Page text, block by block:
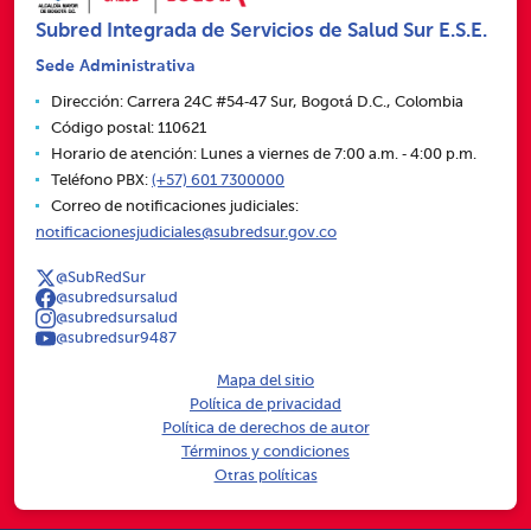
Subred Integrada de Servicios de Salud Sur E.S.E.
Sede Administrativa
Dirección: Carrera 24C #54‑47 Sur, Bogotá D.C., Colombia
Código postal: 110621
Horario de atención: Lunes a viernes de 7:00 a.m. ‑ 4:00 p.m.
Teléfono PBX: (+57) 601 7300000
Correo de notificaciones judiciales:
notificacionesjudiciales@subredsur.gov.co
@SubRedSur
@subredsursalud
@subredsursalud
@subredsur9487
Mapa del sitio
Política de privacidad
Política de derechos de autor
Términos y condiciones
Otras políticas